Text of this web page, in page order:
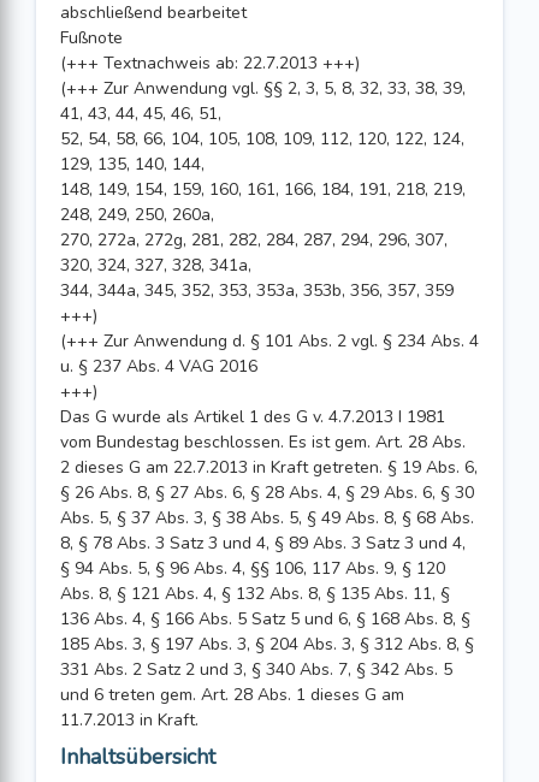
abschließend bearbeitet
Fußnote
(+++ Textnachweis ab: 22.7.2013 +++)
(+++ Zur Anwendung vgl. §§ 2, 3, 5, 8, 32, 33, 38, 39,
41, 43, 44, 45, 46, 51,
52, 54, 58, 66, 104, 105, 108, 109, 112, 120, 122, 124,
129, 135, 140, 144,
148, 149, 154, 159, 160, 161, 166, 184, 191, 218, 219,
248, 249, 250, 260a,
270, 272a, 272g, 281, 282, 284, 287, 294, 296, 307,
320, 324, 327, 328, 341a,
344, 344a, 345, 352, 353, 353a, 353b, 356, 357, 359
+++)
(+++ Zur Anwendung d. § 101 Abs. 2 vgl. § 234 Abs. 4
u. § 237 Abs. 4 VAG 2016
+++)
Das G wurde als Artikel 1 des G v. 4.7.2013 I 1981
vom Bundestag beschlossen. Es ist gem. Art. 28 Abs.
2 dieses G am 22.7.2013 in Kraft getreten. § 19 Abs. 6,
§ 26 Abs. 8, § 27 Abs. 6, § 28 Abs. 4, § 29 Abs. 6, § 30
Abs. 5, § 37 Abs. 3, § 38 Abs. 5, § 49 Abs. 8, § 68 Abs.
8, § 78 Abs. 3 Satz 3 und 4, § 89 Abs. 3 Satz 3 und 4,
§ 94 Abs. 5, § 96 Abs. 4, §§ 106, 117 Abs. 9, § 120
Abs. 8, § 121 Abs. 4, § 132 Abs. 8, § 135 Abs. 11, §
136 Abs. 4, § 166 Abs. 5 Satz 5 und 6, § 168 Abs. 8, §
185 Abs. 3, § 197 Abs. 3, § 204 Abs. 3, § 312 Abs. 8, §
331 Abs. 2 Satz 2 und 3, § 340 Abs. 7, § 342 Abs. 5
und 6 treten gem. Art. 28 Abs. 1 dieses G am
11.7.2013 in Kraft.
Inhaltsübersicht